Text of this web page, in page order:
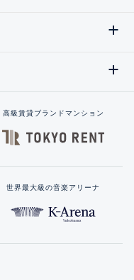
高級賃貸ブランドマンション
世界最大級の音楽アリーナ